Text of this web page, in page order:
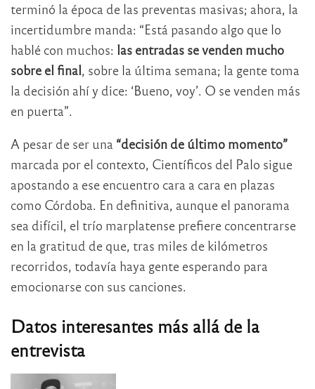
terminó la época de las preventas masivas; ahora, la
incertidumbre manda: “Está pasando algo que lo
hablé con muchos: las entradas se venden mucho
sobre el final, sobre la última semana; la gente toma
la decisión ahí y dice: ‘Bueno, voy’. O se venden más
en puerta”.
A pesar de ser una “decisión de último momento”
marcada por el contexto, Científicos del Palo sigue
apostando a ese encuentro cara a cara en plazas
como Córdoba. En definitiva, aunque el panorama
sea difícil, el trío marplatense prefiere concentrarse
en la gratitud de que, tras miles de kilómetros
recorridos, todavía haya gente esperando para
emocionarse con sus canciones.
Datos interesantes más allá de la
entrevista